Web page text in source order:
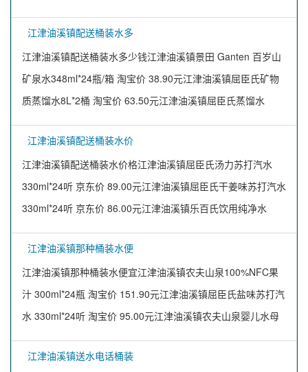
江津油溪镇配送桶装水多
江津油溪镇配送桶装水多少钱江津油溪镇景田 Ganten 百岁山
矿泉水348ml*24瓶/箱 淘宝价 38.90元江津油溪镇屈臣氏矿物
质蒸馏水8L*2桶 淘宝价 63.50元江津油溪镇屈臣氏蒸馏水
江津油溪镇配送桶装水价
江津油溪镇配送桶装水价格江津油溪镇屈臣氏汤力苏打汽水
330ml*24听 京东价 89.00元江津油溪镇屈臣氏干姜味苏打汽水
330ml*24听 京东价 86.00元江津油溪镇乐百氏饮用纯净水
江津油溪镇那种桶装水便
江津油溪镇那种桶装水便宜江津油溪镇农夫山泉100%NFC果
汁 300ml*24瓶 淘宝价 151.90元江津油溪镇屈臣氏盐味苏打汽
水 330ml*24听 淘宝价 95.00元江津油溪镇农夫山泉婴儿水母
江津油溪镇送水电话桶装